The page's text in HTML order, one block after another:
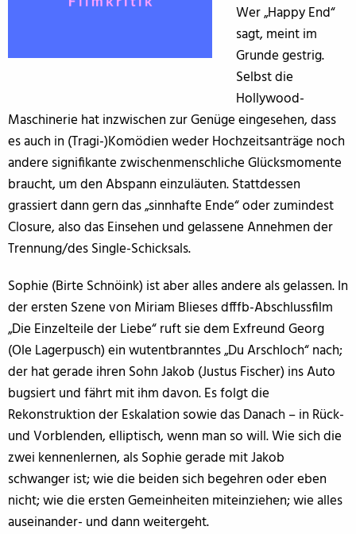
Wer „Happy End“
sagt, meint im
Grunde gestrig.
Selbst die
Hollywood-
Maschinerie hat inzwischen zur Genüge eingesehen, dass
es auch in (Tragi-)Komödien weder Hochzeitsanträge noch
andere signifikante zwischenmenschliche Glücksmomente
braucht, um den Abspann einzuläuten. Stattdessen
grassiert dann gern das „sinnhafte Ende“ oder zumindest
Closure, also das Einsehen und gelassene Annehmen der
Trennung/des Single-Schicksals.
Sophie (Birte Schnöink) ist aber alles andere als gelassen. In
der ersten Szene von Miriam Blieses dfffb-Abschlussfilm
„Die Einzelteile der Liebe“ ruft sie dem Exfreund Georg
(Ole Lagerpusch) ein wutentbranntes „Du Arschloch“ nach;
der hat gerade ihren Sohn Jakob (Justus Fischer) ins Auto
bugsiert und fährt mit ihm davon. Es folgt die
Rekonstruktion der Eskalation sowie das Danach – in Rück-
und Vorblenden, elliptisch, wenn man so will. Wie sich die
zwei kennenlernen, als Sophie gerade mit Jakob
schwanger ist; wie die beiden sich begehren oder eben
nicht; wie die ersten Gemeinheiten miteinziehen; wie alles
auseinander- und dann weitergeht.